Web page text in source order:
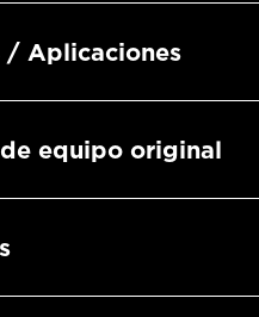
/ Aplicaciones
equipo original